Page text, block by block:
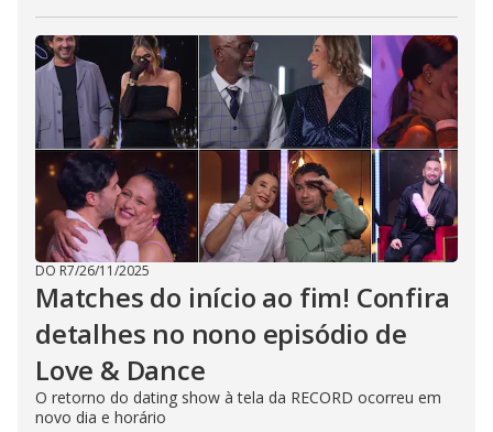
DO R7/26/11/2025
Matches do início ao fim! Confira
detalhes no nono episódio de
Love & Dance
O retorno do dating show à tela da RECORD ocorreu em
novo dia e horário